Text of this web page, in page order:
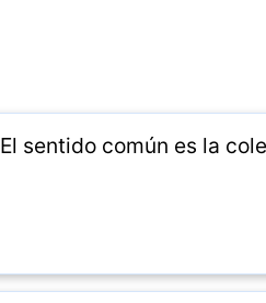
El sentido común es la